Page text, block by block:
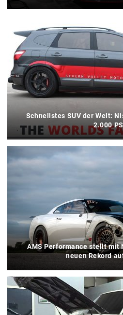
Schnellstes SUV der Welt:
2.000 PS
AMS Performance stellt mit
neuen Rekord